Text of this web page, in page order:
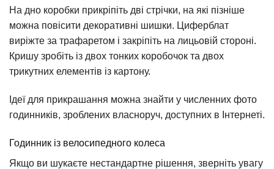
На дно коробки прикріпіть дві стрічки, на які пізніше
можна повісити декоративні шишки. Циферблат
виріжте за трафаретом і закріпіть на лицьовій стороні.
Кришу зробіть із двох тонких коробочок та двох
трикутних елементів із картону.
Ідеї для прикрашання можна знайти у численних фото
годинників, зроблених власноруч, доступних в Інтернеті.
Годинник із велосипедного колеса
Якщо ви шукаєте нестандартне рішення, зверніть увагу